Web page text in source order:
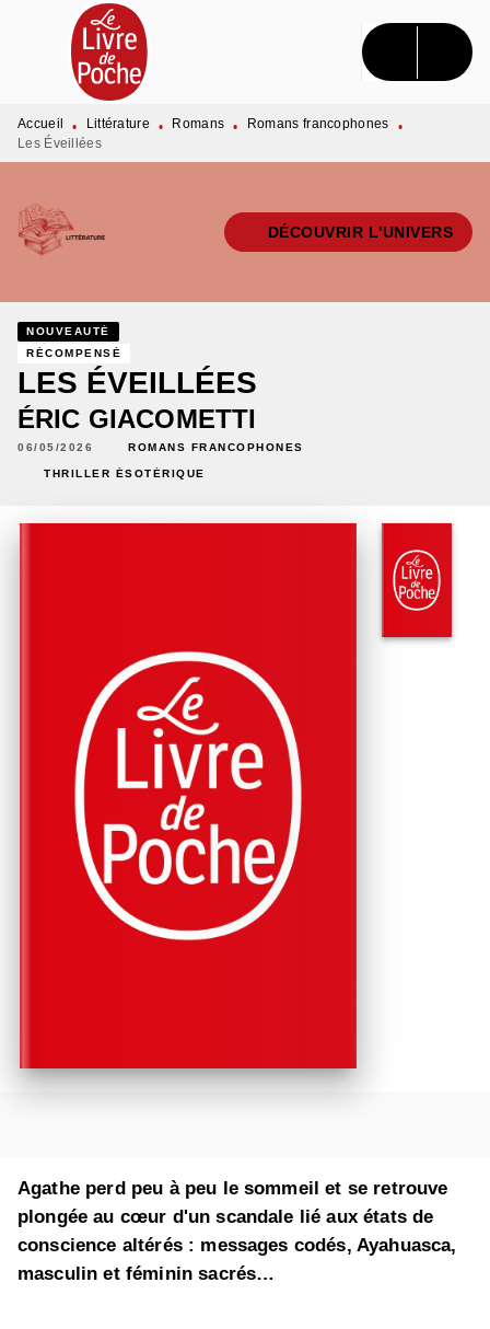
MENU RECHERCHE CONTENU
PIED DE PAGE
Accueil • Littérature • Romans • Romans francophones
•
Les Éveillées
DÉCOUVRIR L'UNIVERS
NOUVEAUTÉ
RÉCOMPENSÉ
LES ÉVEILLÉES
ÉRIC GIACOMETTI
06/05/2026 ROMANS FRANCOPHONES
THRILLER ÉSOTÉRIQUE
Agathe perd peu à peu le sommeil et se retrouve
plongée au cœur d'un scandale lié aux états de
conscience altérés : messages codés, Ayahuasca,
masculin et féminin sacrés…